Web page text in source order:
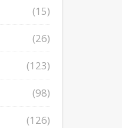
(15)
(26)
(123)
(98)
(126)